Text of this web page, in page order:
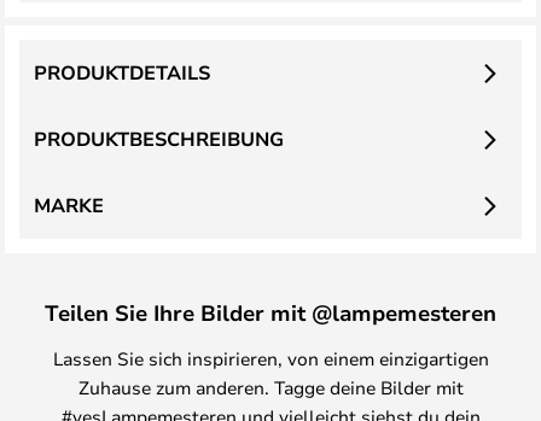
PRODUKTBESCHREIBUNG
PRODUKTDETAILS
MARKE
Teilen Sie Ihre Bilder mit @lampemesteren
Lassen Sie sich inspirieren, von einem einzigartigen
Zuhause zum anderen. Tagge deine Bilder mit
#yesLampemesteren und vielleicht siehst du dein